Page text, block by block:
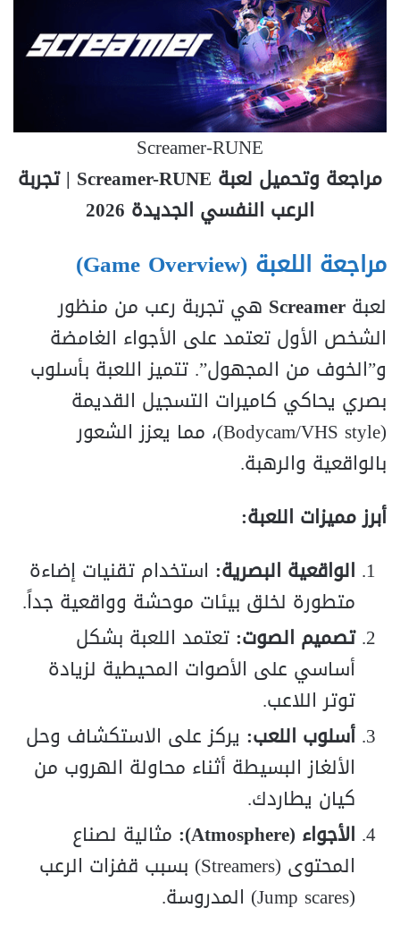
Screamer-RUNE
مراجعة وتحميل لعبة Screamer-RUNE | تجربة
الرعب النفسي الجديدة 2026
مراجعة اللعبة (Game Overview)
لعبة Screamer هي تجربة رعب من منظور
الشخص الأول تعتمد على الأجواء الغامضة
و”الخوف من المجهول”. تتميز اللعبة بأسلوب
بصري يحاكي كاميرات التسجيل القديمة
(Bodycam/VHS style)، مما يعزز الشعور
بالواقعية والرهبة.
أبرز مميزات اللعبة:
الواقعية البصرية: استخدام تقنيات إضاءة
متطورة لخلق بيئات موحشة وواقعية جداً.
تصميم الصوت: تعتمد اللعبة بشكل
أساسي على الأصوات المحيطية لزيادة
توتر اللاعب.
أسلوب اللعب: يركز على الاستكشاف وحل
الألغاز البسيطة أثناء محاولة الهروب من
كيان يطاردك.
الأجواء (Atmosphere):
مثالية لصناع
المحتوى (Streamers) بسبب قفزات الرعب
(Jump scares) المدروسة.